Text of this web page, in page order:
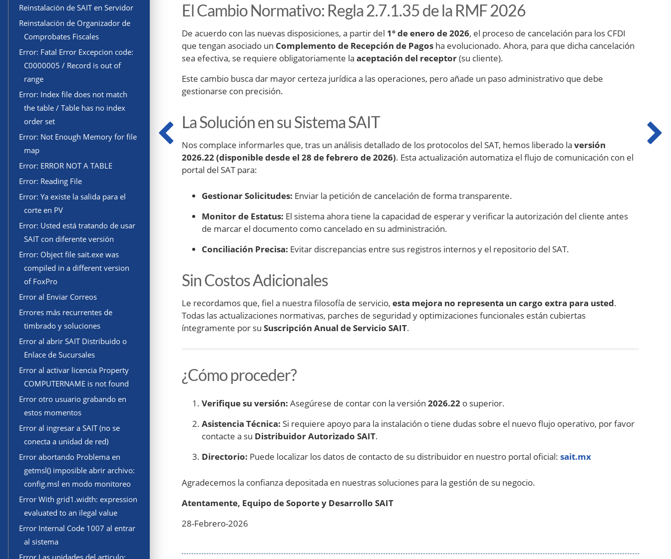
Reinstalación de SAIT en Servidor
Reinstalación de Organizador de
Comprobates Fiscales
Error: Fatal Error Excepcion code:
C0000005 / Record is out of
range
Error: Index file does not match
the table / Table has no index
order set
Error: Not Enough Memory for file
map
Error: ERROR NOT A TABLE
Error: Reading File
Error: Ya existe la salida para el
corte en PV
Error: Usted está tratando de usar
SAIT con diferente versión
Error: Object file sait.exe was
compiled in a different version
of FoxPro
Error al Enviar Correos
Errores más recurrentes de
timbrado y soluciones
Error al abrir SAIT Distribuido o
Enlace de Sucursales
Error al activar licencia Property
COMPUTERNAME is not found
Error otro usuario grabando en
estos momentos
Error al ingresar a SAIT (no se
conecta a unidad de red)
Error abortando Problema en
getmsl() imposible abrir archivo:
config.msl en modo monitoreo
Error With grid1.width: expression
evaluated to an ilegal value
Error Internal Code 1007 al entrar
al sistema
El Cambio Normativo: Regla 2.7.1.35 de la RMF 2026
De acuerdo con las nuevas disposiciones, a partir del 1° de enero de 2026, el proceso de cancelación para los CFDI
que tengan asociado un Complemento de Recepción de Pagos ha evolucionado. Ahora, para que dicha cancelación
sea efectiva, se requiere obligatoriamente la aceptación del receptor(su cliente).
Este cambio busca dar mayor certeza jurídica a las operaciones, pero añade un paso administrativo que debe
gestionarse con precisión.
La Solución en su Sistema SAIT
Nos complace informarles que, tras un análisis detallado de los protocolos del SAT, hemos liberado la versión
2026.22 (disponible desde el 28 de febrero de 2026). Esta actualización automatiza el flujo de comunicación con el
portal del SAT para:
Gestionar Solicitudes: Enviar la petición de cancelación de forma transparente.
Monitor de Estatus: El sistema ahora tiene la capacidad de esperar y verificar la autorización del cliente antes
de marcar el documento como cancelado en su administración.
Conciliación Precisa: Evitar discrepancias entre sus registros internos y el repositorio del SAT.
Sin Costos Adicionales
Le recordamos que, fiel a nuestra filosofía de servicio, esta mejora no representa un cargo extra para usted.
Todas las actualizaciones normativas, parches de seguridad y optimizaciones funcionales están cubiertas
íntegramente por su Suscripción Anual de Servicio SAIT.
¿Cómo proceder?
Verifique su versión: Asegúrese de contar con la versión 2026.22 o superior.
Asistencia Técnica: Si requiere apoyo para la instalación o tiene dudas sobre el nuevo flujo operativo, por favor
contacte a su Distribuidor Autorizado SAIT.
Directorio: Puede localizar los datos de contacto de su distribuidor en nuestro portal oficial: sait.mx
Agradecemos la confianza depositada en nuestras soluciones para la gestión de su negocio.
Atentamente, Equipo de Soporte y Desarrollo SAIT
28-Febrero-2026